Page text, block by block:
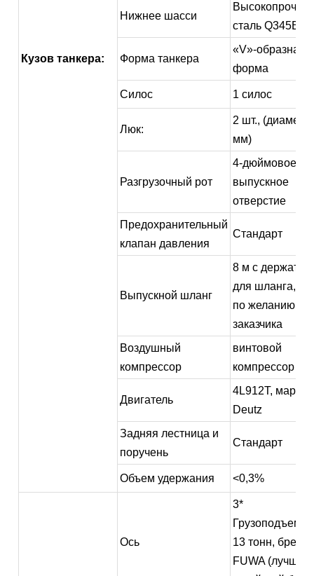
Кузов танкера:
Нижнее шасси
сталь Q345B
Форма танкера
«V»-образная
форма
Силос 1 силос
Люк:
2 шт., (диаметр
мм)
Разгрузочный рот
4-дюймовое
выпускное
отверстие
Предохранительный
клапан давления
Стандарт
Выпускной шланг
8 м с
для шланга,
по желанию
заказчика
Воздушный
компрессор
винтовой
компрессор
Двигатель
4L912T, марка
Deutz
Задняя лестница и
поручень
Стандарт
Объем удержания <0,3%
Ось
3*
13 тонн, бренд
FUWA (лучший